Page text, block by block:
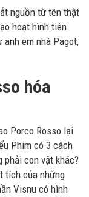
nguồn từ tên thật
hoạt hình tiên
anh em nhà Pagot,
hóa
Porco Rosso lại
Phim có 3 cách
con vật khác?
tích của những
Visnu có hình